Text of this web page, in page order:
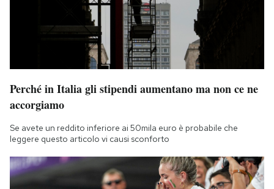
Perché in Italia gli stipendi aumentano ma non ce ne
accorgiamo
Se avete un reddito inferiore ai 50mila euro è probabile che
leggere questo articolo vi causi sconforto